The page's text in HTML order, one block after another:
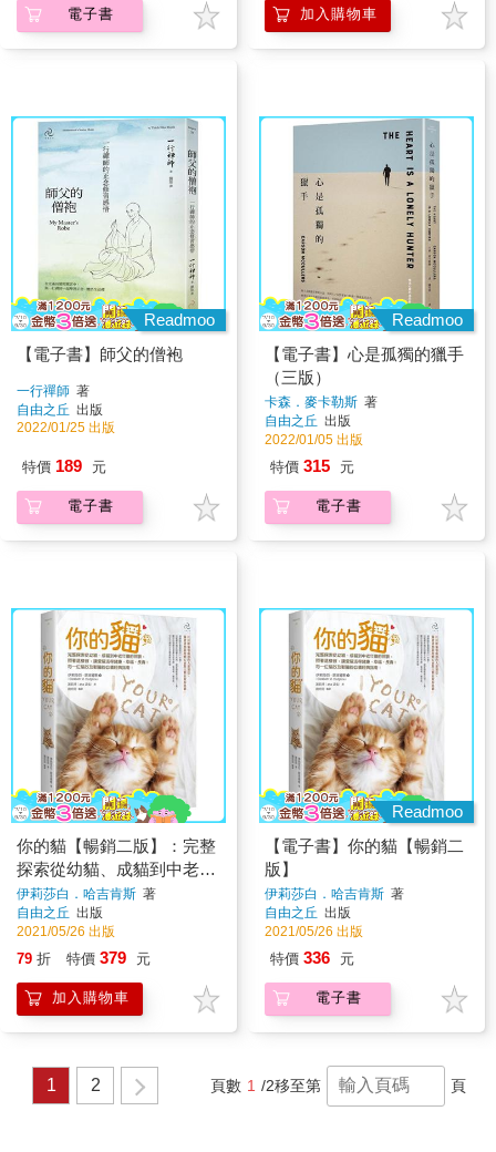
電子書 加入購物車
Readmoo
【電子書】師父的僧袍
一行禪師 著
自由之丘 出版
2022/01/25 出版
特價 189 元
電子書
Readmoo
【電子書】心是孤獨的獵手
（三版）
卡森．麥卡勒斯 著
自由之丘 出版
2022/01/05 出版
特價 315 元
電子書
你的貓【暢銷二版】：完整
探索從幼貓、成貓到中老年
貓的照顧，照著這樣做，讓
愛貓活得健康、幸福、長
壽！每一位貓奴及獸醫的必
備經典指南！
伊莉莎白．哈吉肯斯 著
自由之丘 出版
2021/05/26 出版
79 折 特價 379 元
加入購物車
Readmoo
【電子書】你的貓【暢銷二
版】
伊莉莎白．哈吉肯斯 著
自由之丘 出版
2021/05/26 出版
特價 336 元
電子書
1 2 頁數 1 /2移至第 頁